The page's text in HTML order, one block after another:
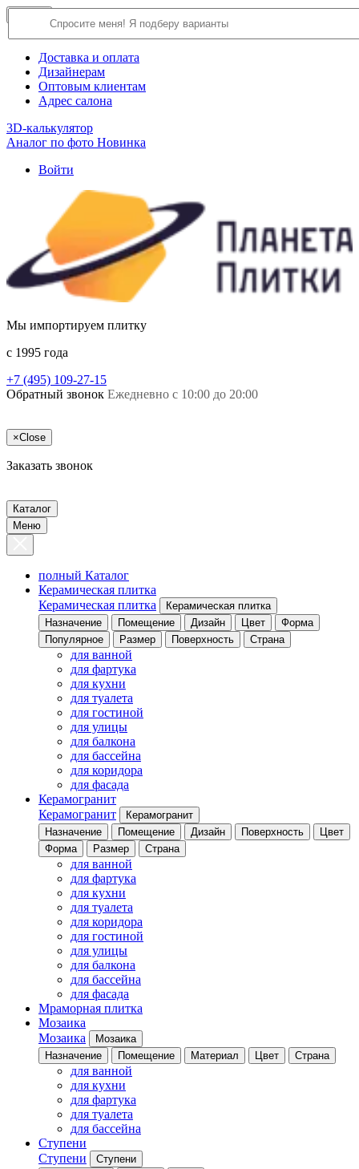
О компании
Доставка и оплата
Дизайнерам
Оптовым клиентам
Адрес салона
3D-калькулятор
Аналог по фото Новинка
Войти
Мы импортируем плитку
c 1995 года
+7 (495) 109-27-15
Обратный звонок Ежедневно с 10:00 до 20:00
×Close
Заказать звонок
Каталог
Меню
полный Каталог
Керамическая плитка
Керамическая плитка
Керамическая плитка
Назначение
Помещение Дизайн Цвет
Форма
Популярное
Размер Поверхность Страна
для ванной
для фартука
для кухни
для туалета
для гостиной
для улицы
для балкона
для бассейна
для коридора
для фасада
Керамогранит
Керамогранит
Керамогранит
Назначение
Помещение Дизайн Поверхность
Цвет
Форма
Размер Страна
для ванной
для фартука
для кухни
для туалета
для коридора
для гостиной
для улицы
для балкона
для бассейна
для фасада
Мраморная плитка
Мозаика
Мозаика
Мозаика
Назначение
Помещение Материал Цвет Страна
для ванной
для кухни
для фартука
для туалета
для бассейна
Ступени
Ступени
Ступени